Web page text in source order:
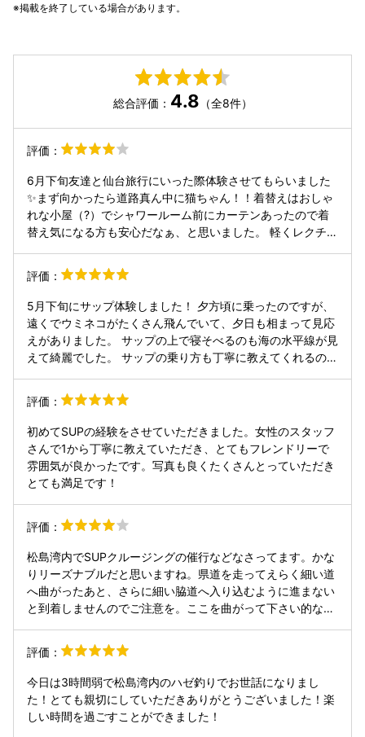
掲載を終了している場合があります。
総合評価： 4.8 （全8件）
評価：
6月下旬友達と仙台旅行にいった際体験させてもらいました
✨まず向かったら道路真ん中に猫ちゃん！！着替えはおしゃ
れな小屋（?）でシャワールーム前にカーテンあったので着
替え気になる方も安心だなぁ、と思いました。 軽くレクチャ
でしたが、たくさん写真撮ってもらいました＾＾ （浅くて危
ないので飛び込み落ちるのは🙅だそうです！！） また宮城行
った時には行きますネ😊 ありがとうございました！！
評価：
5月下旬にサップ体験しました！ 夕方頃に乗ったのですが、
遠くでウミネコがたくさん飛んでいて、夕日も相まって見応
えがありました。 サップの上で寝そべるのも海の水平線が見
えて綺麗でした。 サップの乗り方も丁寧に教えてくれるの
ゃんが、乗るときお見送りしてくれたのもすごい可愛かった
です😁
評価：
初めてSUPの経験をさせていただきました。女性のスタッフ
さんで1から丁寧に教えていただき、とてもフレンドリーで
雰囲気が良かったです。写真も良くたくさんとっていただき
とても満足です！
評価：
松島湾内でSUPクルージングの催行などなさってます。かな
りリーズナブルだと思いますね。県道を走ってえらく細い道
へ曲がったあと、さらに細い脇道へ入り込むように進まない
と到着しませんのでご注意を。ここを曲がって下さい的な看
電話した方が安全かも。
評価：
今日は3時間弱で松島湾内のハゼ釣りでお世話になりまし
た！とても親切にしていただきありがとうございました！楽
しい時間を過ごすことができました！